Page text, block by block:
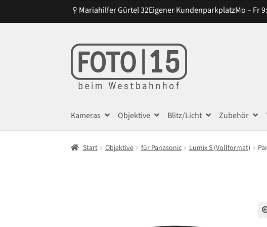
Mariahilfer Gürtel 32Eigener KundenparkplatzMo – Fr
Zur
Navigation
springen
Zum
Inhalt
springen
Kameras Objektive Blitz/Licht Zubehör
Start Objektive für Panasonic Lumix S (Vollformat)